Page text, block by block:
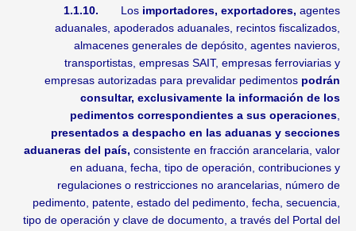
1.1.10. Los importadores, exportadores, agentes
aduanales, apoderados aduanales, recintos fiscalizados,
almacenes generales de depósito, agentes navieros,
transportistas, empresas SAIT, empresas ferroviarias y
empresas autorizadas para prevalidar pedimentos podrán
consultar, exclusivamente la información de los
pedimentos correspondientes a sus operaciones,
presentados a despacho en las aduanas y secciones
aduaneras del país, consistente en fracción arancelaria, valor
en aduana, fecha, tipo de operación, contribuciones y
regulaciones o restricciones no arancelarias, número de
pedimento, patente, estado del pedimento, fecha, secuencia,
tipo de operación y clave de documento, a través del Portal del